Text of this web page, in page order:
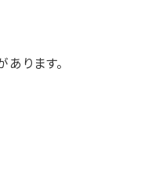
ります。